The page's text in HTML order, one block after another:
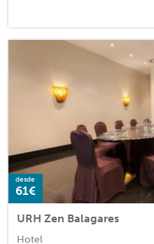
desde
61€
URH Zen Balagares
Hotel